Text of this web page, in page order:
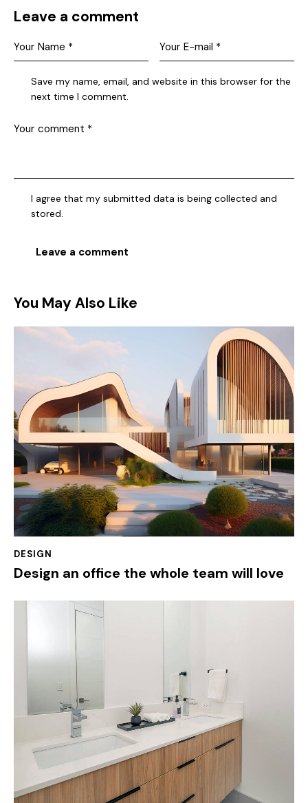
Leave a comment
Save my name, email, and website in this browser for the
next time I comment.
I agree that my submitted data is being collected and
stored.
You May Also Like
DESIGN
Design an office the whole team will love